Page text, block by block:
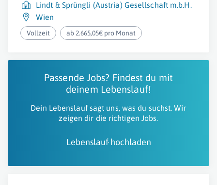
Lindt & Sprüngli (Austria) Gesellschaft m.b.H.
Wien
Vollzeit ab 2.665,05€ pro Monat
Passende Jobs? Findest du mit
deinem Lebenslauf!
Dein Lebenslauf sagt uns, was du suchst. Wir
zeigen dir die richtigen Jobs.
Lebenslauf hochladen